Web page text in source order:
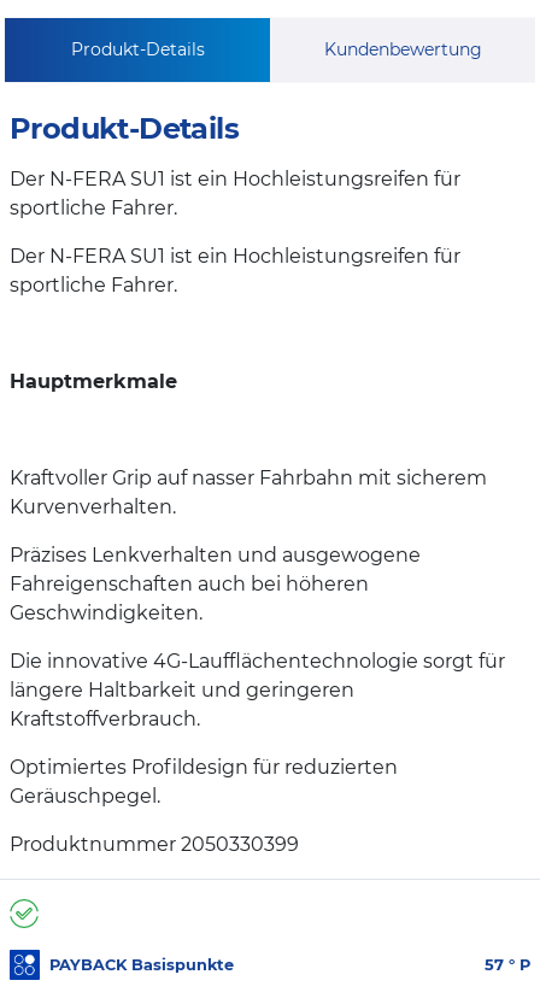
Produkt-Details Kundenbewertung
Produkt-Details
Der N-FERA SU1 ist ein Hochleistungsreifen für
sportliche Fahrer.
Der N-FERA SU1 ist ein Hochleistungsreifen für
sportliche Fahrer.
Hauptmerkmale
Kraftvoller Grip auf nasser Fahrbahn mit sicherem
Kurvenverhalten.
Präzises Lenkverhalten und ausgewogene
Fahreigenschaften auch bei höheren
Geschwindigkeiten.
Die innovative 4G-Laufflächentechnologie sorgt für
längere Haltbarkeit und geringeren
Kraftstoffverbrauch.
Optimiertes Profildesign für reduzierten
Geräuschpegel.
Produktnummer 2050330399
PAYBACK Basispunkte 57 ° P